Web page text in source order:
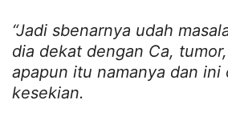
“Jadi sbenarnya udah
dia dekat dengan Ca,
apapun itu namanya dan ini
kesekian.